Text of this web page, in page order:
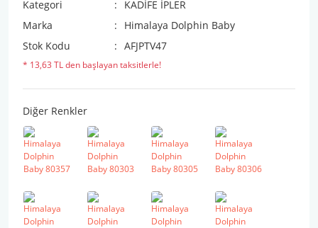
Kategori
KADİFE İPLER
Marka
Himalaya Dolphin Baby
Stok Kodu
AFJPTV47
* 13,63 TL den başlayan taksitlerle!
Diğer Renkler